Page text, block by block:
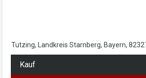
Tutzing, Landkreis Starnberg, Bayern,
Kauf